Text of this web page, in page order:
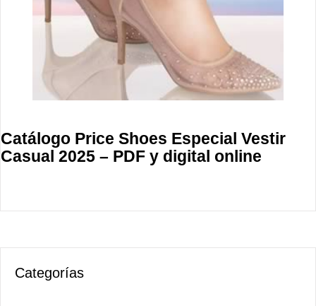
Catálogo Price Shoes Especial Vestir
Casual 2025 – PDF y digital online
Categorías